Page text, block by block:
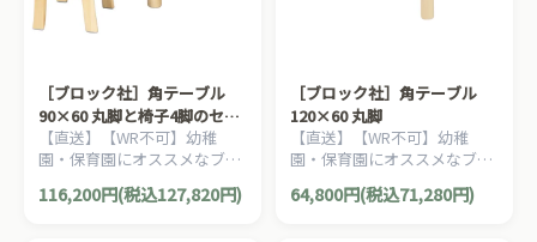
［ブロック社］角テーブル
90×60 丸脚と椅子4脚のセッ
ト【直送】【WR不可】幼稚
園・保育園にオススメなブロ
ック社の木製子ども家具。割
安なってるテーブルと椅子の
116,200円(税込127,820円)
［ブロック社］角テーブル
120×60 丸脚
【直送】【WR不可】幼稚
園・保育園にオススメなブロ
ック社の木製子ども家具。耐
久性が優れたテーブルです。
64,800円(税込71,280円)